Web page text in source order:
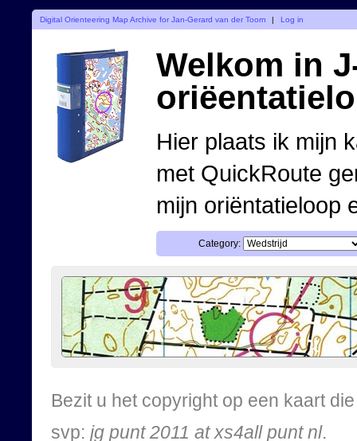
Digital Orienteering Map Archive for Jan-Gerard van der Toorn | Log in
Welkom in
Hier plaats ik mijn
met QuickRoute
mijn oriëntatieloop
Category:
Bezit u het copyright op een kaart
svp: jg punt 2011 at xs4all punt nl.